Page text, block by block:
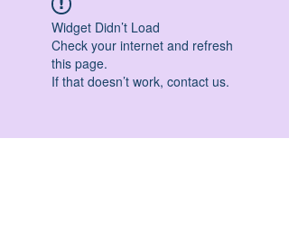
Widget Didn’t Load
Check your internet and refresh
this page.
If that doesn’t work, contact us.